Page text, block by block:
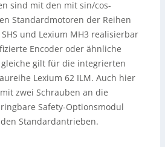
sind mit den mit sin/cos-
Standardmotoren der Reihen
und Lexium MH3 realisierbar
Encoder oder ähnliche
gilt für die integrierten
Lexium 62 ILM. Auch hier
zwei Schrauben an die
Safety-Optionsmodul
Standardantrieben.